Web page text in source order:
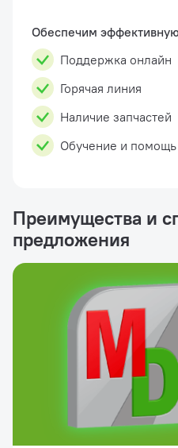
Обеспечим
Поддержка онлайн
Горячая линия
Наличие запчастей
Обучение и помощь
Преимущества и
предложения